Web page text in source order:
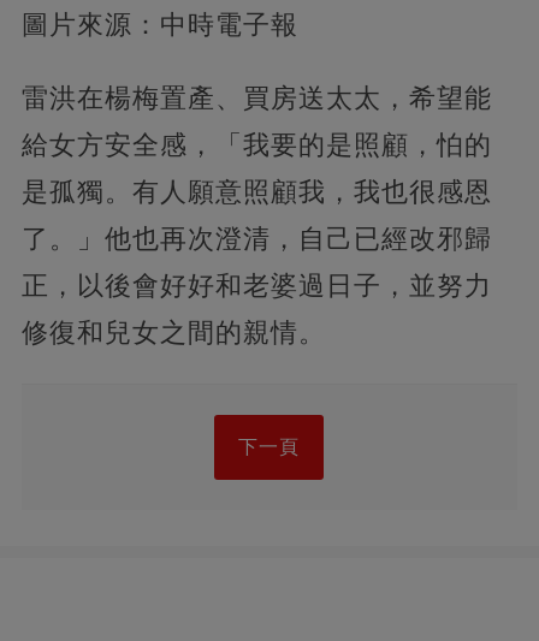
圖片來源：中時電子報
雷洪在楊梅置產、買房送太太，希望能
給女方安全感，「我要的是照顧，怕的
是孤獨。有人願意照顧我，我也很感恩
了。」他也再次澄清，自己已經改邪歸
正，以後會好好和老婆過日子，並努力
修復和兒女之間的親情。
下一頁